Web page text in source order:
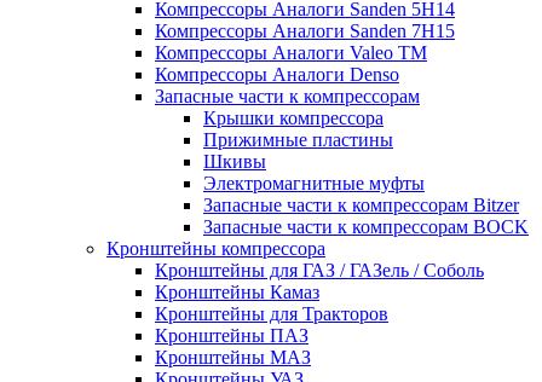
Компрессоры Аналоги Sanden 5H14
Компрессоры Аналоги Sanden 7H15
Компрессоры Аналоги Valeo ТМ
Компрессоры Аналоги Denso
Запасные части к компрессорам
Крышки компрессора
Прижимные пластины
Шкивы
Электромагнитные муфты
Запасные части к компрессорам Bitzer
Запасные части к компрессорам BOCK
Кронштейны компрессора
Кронштейны для ГАЗ / ГАЗель / Соболь
Кронштейны Камаз
Кронштейны для Тракторов
Кронштейны ПАЗ
Кронштейны МАЗ